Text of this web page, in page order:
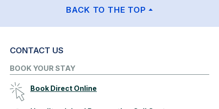
BACK TO THE TOP
CONTACT US
BOOK YOUR STAY
Book Direct Online